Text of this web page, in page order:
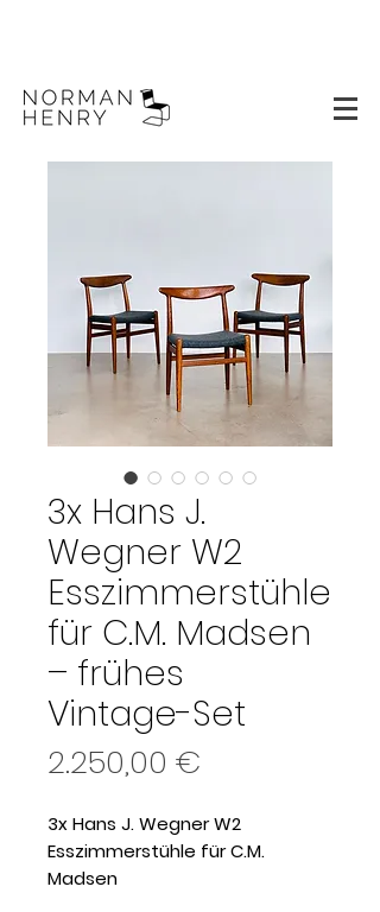
3x Hans J.
Wegner W2
Esszimmerstühle
für C.M. Madsen
– frühes
Vintage-Set
2.250,00 €
3x Hans J. Wegner W2
Esszimmerstühle für C.M.
Madsen